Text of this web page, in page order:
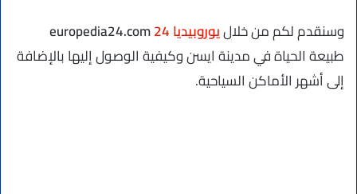
وسنقدم لكم من خلاليوروبيديا 24
طبيعة الحياة في مدينة ايسن وكيفية الوصول إليها بالإضافة
إلى أشهر الأماكن السياحية.